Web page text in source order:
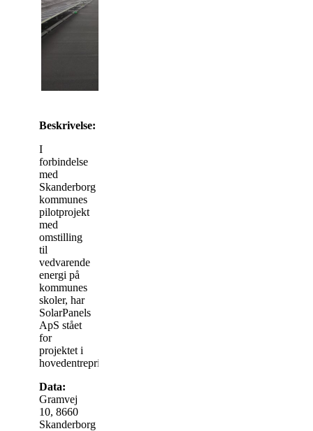
Beskrivelse:
I
forbindelse
med
Skanderborg
kommunes
pilotprojekt
med
omstilling
til
vedvarende
energi på
kommunes
skoler, har
SolarPanels
ApS stået
for
projektet i
hovedentreprise.
Data:
Gramvej
10, 8660
Skanderborg